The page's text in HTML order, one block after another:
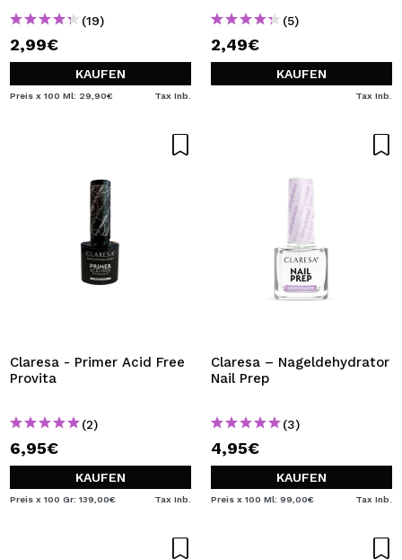
(19)
2,99€
KAUFEN
Preis x 100 Ml: 29,90€ Tax Inb.
(5)
2,49€
KAUFEN
Tax Inb.
Claresa - Primer Acid Free
Provita
(2)
6,95€
KAUFEN
Preis x 100 Gr: 139,00€ Tax Inb.
Claresa – Nageldehydrator
Nail Prep
(3)
4,95€
KAUFEN
Preis x 100 Ml: 99,00€ Tax Inb.